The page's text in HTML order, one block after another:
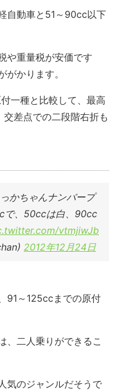
自動車と51～90cc以下
や重量税が安価です
かります。
一種と比較して、最高
差点での二段階右折も
かちゃんナンバープ
で、50ccは白、90cc
vtmjiwJb
2012年12月24日
91～125ccまでの原付
、二人乗りができるこ
気のジャンルだそうで